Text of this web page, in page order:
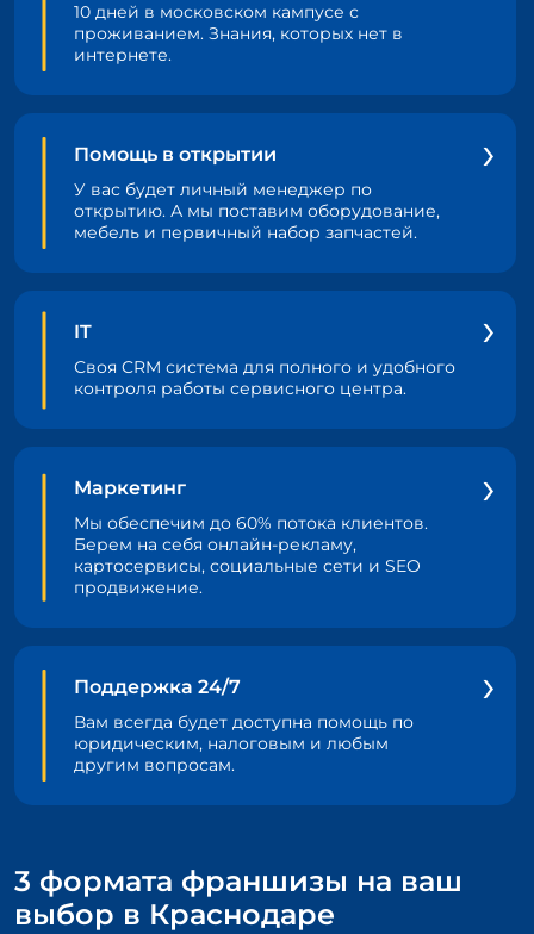
10 дней в московском кампусе с
проживанием. Знания, которых нет в
интернете.
Помощь в открытии
У вас будет личный менеджер по
открытию. А мы поставим оборудование,
мебель и первичный набор запчастей.
IT
Своя CRM система для полного и удобного
контроля работы сервисного центра.
Маркетинг
Мы обеспечим до 60% потока клиентов.
Берем на себя онлайн-рекламу,
картосервисы, социальные сети и SEO
продвижение.
Поддержка 24/7
Вам всегда будет доступна помощь по
юридическим, налоговым и любым
другим вопросам.
3 формата франшизы на ваш
выбор в Краснодаре